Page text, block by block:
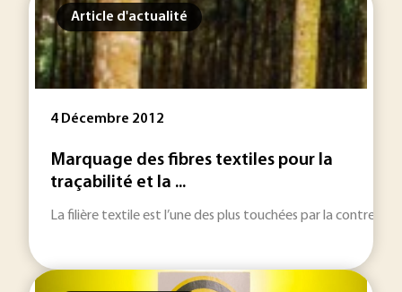
Article d'actualité
4 Décembre 2012
Marquage des fibres textiles pour la
traçabilité et la ...
La filière textile est l’une des plus touchées par la